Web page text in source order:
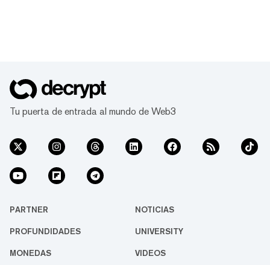
Tu puerta de entrada al mundo de Web3
PARTNER NOTICIAS
PROFUNDIDADES UNIVERSITY
MONEDAS VIDEOS